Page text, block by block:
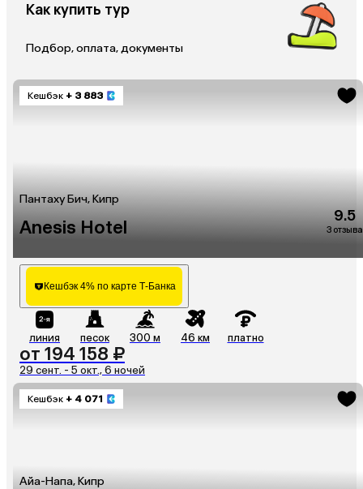
Как купить тур
Подбор, оплата, документы
Кешбэк + 3 883
Пантаху Бич, Кипр
Anesis Hotel
9.5
3 отзыва
Кешбэк 4% по карте Т-Банка
линия песок 300 м 46 км платно
от 194 158 ₽
29 сент. - 5 окт., 6 ночей
Кешбэк + 4 071
Айа-Напа, Кипр